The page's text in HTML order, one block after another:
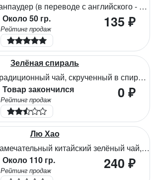
Ганпаудер (в переводе с английского - порох) имеет вид своеобразных туго скрученных шариков. Обладает ярким ароматическим букетом, в котором преобладают цветочные, цитрусовые и травянистые оттенки, настой с терпким вкусом и горчинкой. При длительном заваривании может сильно горчить, так как содержит довольно много кофеина. Прекрасно освежает в жаркий день, тонизирует и заряжает бодростью.
Около 50 гр.
Рейтинг продаж 135 ₽
Зелёная спираль
Традиционный чай, скрученный в спираль,отлично подходящий для ежедневного пользования. Аромат нежный, сладковатый, вкус слегка терпкий с травяными нотками. Чай содержит флавоноиды и антиоксиданты, укрепляющие кости и сердечнососудистую систему. При регулярном употреблении поддерживает уровень витаминов, микроэлементов и аминокислот в организме.
Товар закончился
Рейтинг продаж 0 ₽
Лю Хао
Замечательный китайский зелёный чай, один из лучших. Напиток обладает ярким свежим ароматом с фруктовыми нотами. Вкус напитка насыщенный с лёгкой приятной терпкостью и горчинкой, свойственной высококачественному чаю. Этот чай занимает лидирующие позиции по оздоровительному воздействию на организм – богат антиоксидантами, витаминами и микроэлементами, способствует очищению организма от токсинов и поддержке иммунитета, ускорению обменных процессов, укрепляет стенки сосудов, поддерживая их эластичность. Полифенолы чая замедляют окислительные процессы в организме и предотвращают образование тромбов.
Около 110 гр.
Рейтинг продаж 240 ₽